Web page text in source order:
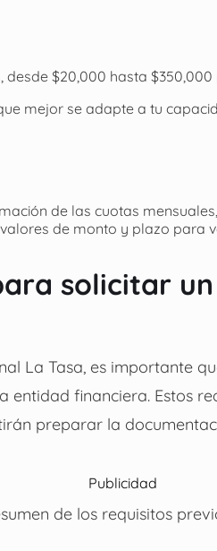
desde $20,000 hasta $350,000
mejor se adapte a tu
de las cuotas
de monto y plazo para
solicitar
La Tasa, es importante
entidad financiera. Estos
preparar la
Publicidad
de los requisitos